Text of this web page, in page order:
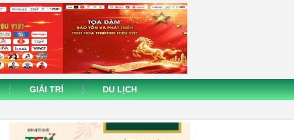
GIẢI TRÍ DU LỊCH